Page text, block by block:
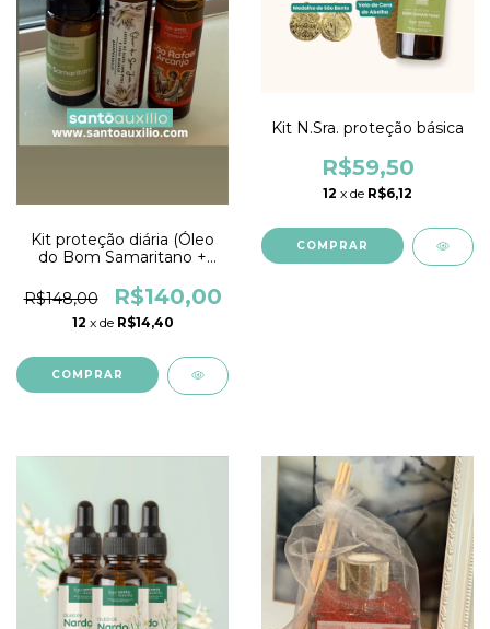
Kit proteção diária (Óleo
do Bom Samaritano +
de São Rafael)
R$148,00 R$140,00
12 x de R$14,40
Kit N.Sra. proteção básica
R$59,50
12 x de R$6,12